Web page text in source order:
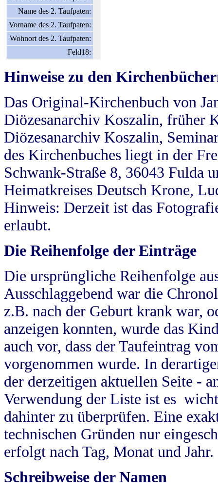
Name des 2. Taufpaten:
Vorname des 2. Taufpaten:
Wohnort des 2. Taufpaten:
Feld18:
Hinweise zu den
Das Original-Kirchenbuch von
Diözesanarchiv Koszalin, früher
Diözesanarchiv Koszalin,
des Kirchenbuches liegt in der
Schwank-Straße 8, 36043 Fulda
Heimatkreises Deutsch Krone,
Hinweis: Derzeit ist das
erlaubt.
Die Reihenfolge der Einträge
Die ursprüngliche Reihenfolge
Ausschlaggebend war die
z.B. nach der Geburt krank war,
anzeigen konnten, wurde das
auch vor, dass der Taufeintrag
vorgenommen wurde. In
der derzeitigen aktuellen Seite -
Verwendung der Liste ist es
dahinter zu überprüfen. Eine
technischen Gründen nur
erfolgt nach Tag, Monat und Jahr.
Schreibweise der Namen